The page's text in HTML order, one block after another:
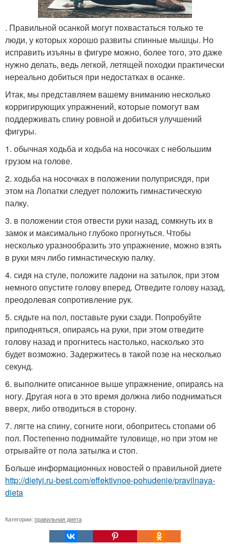
. Правильной осанкой могут похвастаться только те
люди, у которых хорошо развиты спинные мышцы. Но
исправить изъяны в фигуре можно, более того, это даже
нужно делать, ведь легкой, летящей походки практически
нереально добиться при недостатках в осанке.
Итак, мы представляем вашему вниманию несколько
корригирующих упражнений, которые помогут вам
поддерживать спину ровной и добиться улучшений
фигуры.
1. обычная ходьба и ходьба на носочках с небольшим
грузом на голове.
2. ходьба на носочках в положении полуприсядя, при
этом на Лопатки следует положить гимнастическую
палку.
3. в положении стоя отвести руки назад, сомкнуть их в
замок и максимально глубоко прогнуться. Чтобы
несколько уразнообразить это упражнение, можно взять
в руки мяч либо гимнастическую палку.
4. сидя на стуле, положите ладони на затылок, при этом
немного опустите голову вперед. Отведите голову назад,
преодолевая сопротивление рук.
5. сядьте на пол, поставьте руки сзади. Попробуйте
приподняться, опираясь на руки, при этом отведите
голову назад и прогнитесь настолько, насколько это
будет возможно. Задержитесь в такой позе на несколько
секунд.
6. выполните описанное выше упражнение, опираясь на
ногу. Другая нога в это время должна либо подниматься
вверх, либо отводиться в сторону.
7. лягте на спину, согните ноги, обопритесь стопами об
пол. Постепенно поднимайте туловище, но при этом не
отрывайте от пола затылка и стоп.
Больше информационных новостей о правильной диете
http://dietyi.ru-best.com/effektivnoe-pohudenie/pravilnaya-
dieta
Категории: правильная диета